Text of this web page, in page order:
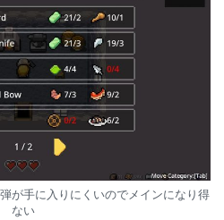
が手に入りにくいのでメインになり得
ない